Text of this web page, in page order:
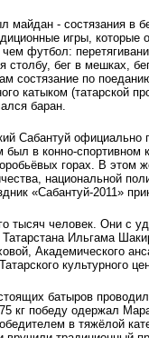
майдан - состязания в
игры, которые
футбол:
столбу, бег в мешках,
состязание по
катыком (татарской
баран.
Сабантуй
был в конно-
горах. В этом
национальной
«Сабантуй-2011»
тысяч человек. Они с
Татарстана Ильгама
Академического
культурного
батыров
кг победу одержал
в тяжёлой